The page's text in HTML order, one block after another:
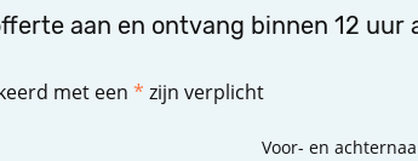
aan en ontvang binnen 12 uur
met een * zijn verplicht
Voor- en